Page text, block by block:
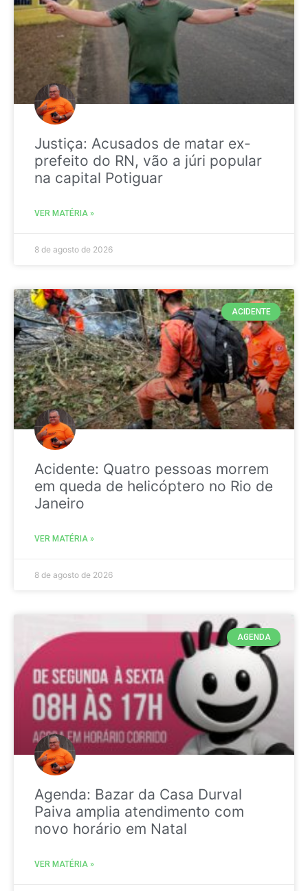
Justiça: Acusados de matar ex-
prefeito do RN, vão a júri popular
na capital Potiguar
VER MATÉRIA »
8 de agosto de 2026
ACIDENTE
Acidente: Quatro pessoas morrem
em queda de helicóptero no Rio de
Janeiro
VER MATÉRIA »
8 de agosto de 2026
AGENDA
Agenda: Bazar da Casa Durval
Paiva amplia atendimento com
novo horário em Natal
VER MATÉRIA »